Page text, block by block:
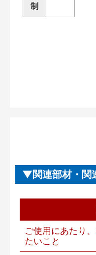
制
関連部材・関
ご使用にあたり
たいこと